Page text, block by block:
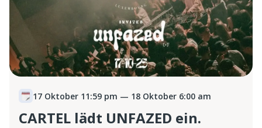
17 Oktober 11:59 pm — 18 Oktober 6:00 am
CARTEL lädt UNFAZED ein.